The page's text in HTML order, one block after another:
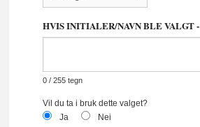
HVIS INITIALER/NAVN BLE VALGT
0 / 255 tegn
Vil du ta i bruk dette valget?
Ja
Nei